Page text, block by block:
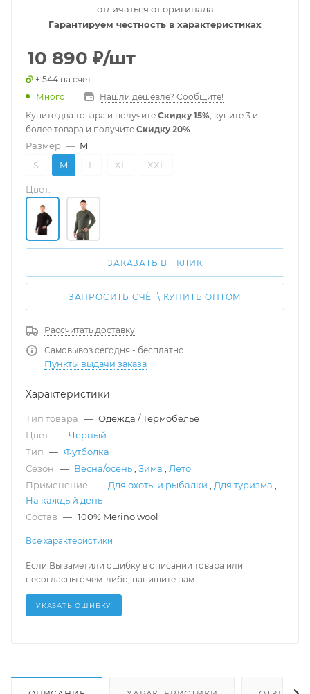
отличаться от оригинала
Гарантируем честность в характеристиках
10 890 ₽/шт
+ 544 на счет
Много
Нашли дешевле? Сообщите!
Купите два товара и получите Скидку 15%, купите 3 и
более товара и получите Скидку 20%.
Размер — M
S
M L XL XXL
Цвет:
ЗАКАЗАТЬ В 1 КЛИК
ЗАПРОСИТЬ СЧЁТ\ КУПИТЬ ОПТОМ
Рассчитать доставку
Самовывоз сегодня - бесплатно
Пункты выдачи заказа
Характеристики
Тип товара — Одежда / Термобелье
Цвет — Черный
Тип — Футболка
Сезон — Весна/осень Зима
Лето
Применение — Для охоты и рыбалки Для туризма
На каждый день
Состав — 100% Merino wool
Все характеристики
Если Вы заметили ошибку в описании товара или
несогласны с чем-либо, напишите нам
УКАЗАТЬ ОШИБКУ